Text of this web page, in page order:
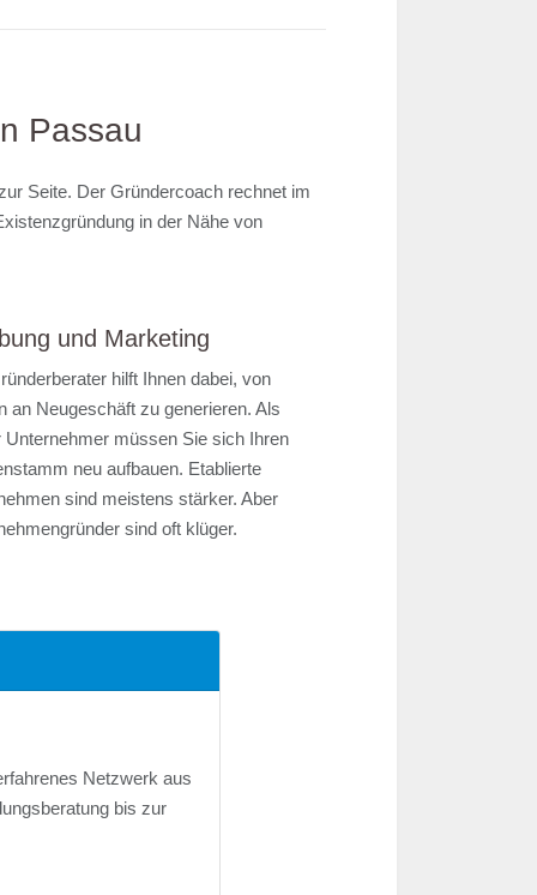
Passau
Seite. Der Gründercoach rechnet im
in der Nähe von
und Marketing
hilft Ihnen dabei, von
an Neugeschäft zu generieren. Als
Unternehmer müssen Sie sich Ihren
neu aufbauen. Etablierte
sind meistens stärker. Aber
sind oft klüger.
Netzwerk aus
bis zur